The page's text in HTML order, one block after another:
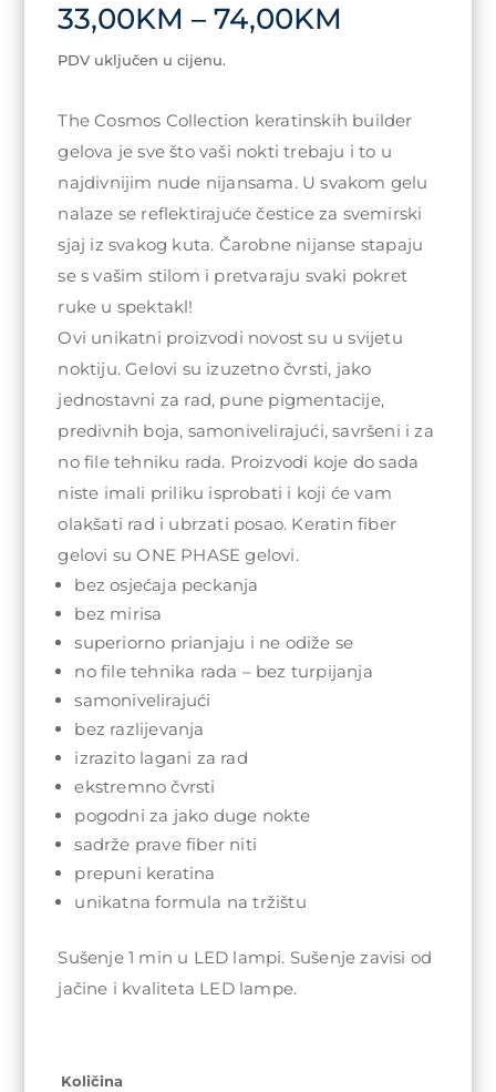
33,00KM – 74,00KM
74,00KM
PDV uključen u cijenu.
The Cosmos Collection keratinskih builder
gelova je sve što vaši nokti trebaju i to u
najdivnijim nude nijansama. U svakom gelu
nalaze se reflektirajuće čestice za svemirski
sjaj iz svakog kuta. Čarobne nijanse stapaju
se s vašim stilom i pretvaraju svaki pokret
ruke u spektakl!
Ovi unikatni proizvodi novost su u svijetu
noktiju. Gelovi su izuzetno čvrsti, jako
jednostavni za rad, pune pigmentacije,
predivnih boja, samonivelirajući, savršeni i za
no file tehniku rada. Proizvodi koje do sada
niste imali priliku isprobati i koji će vam
olakšati rad i ubrzati posao. Keratin fiber
gelovi su ONE PHASE gelovi.
bez osjećaja peckanja
bez mirisa
superiorno prianjaju i ne odiže se
no file tehnika rada – bez turpijanja
samonivelirajući
bez razlijevanja
izrazito lagani za rad
ekstremno čvrsti
pogodni za jako duge nokte
sadrže prave fiber niti
prepuni keratina
unikatna formula na tržištu
Sušenje 1 min u LED lampi. Sušenje zavisi od
jačine i kvaliteta LED lampe.
Količina